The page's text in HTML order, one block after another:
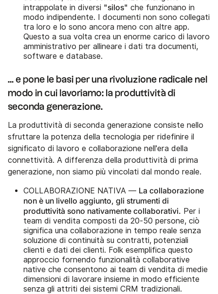
intrappolate in diversi "silos" che funzionano in
modo indipendente. I documenti non sono collegati
tra loro e lo sono ancora meno con altre app.
Questo a sua volta crea un enorme carico di lavoro
amministrativo per allineare i dati tra documenti,
software e database.
... e pone le basi per una rivoluzione radicale nel
modo in cui lavoriamo: la produttività di
seconda generazione.
La produttività di seconda generazione consiste nello
sfruttare la potenza della tecnologia per ridefinire il
significato di lavoro e collaborazione nell'era della
connettività. A differenza della produttività di prima
generazione, non siamo più vincolati dal mondo reale.
COLLABORAZIONE NATIVA — La collaborazione
non è un livello aggiunto, gli strumenti di
produttività sono nativamente collaborativi. Per i
team di vendita composti da 20-50 persone, ciò
significa una collaborazione in tempo reale senza
soluzione di continuità su contratti, potenziali
clienti e dati dei clienti. Folk esemplifica questo
approccio fornendo funzionalità collaborative
native che consentono ai team di vendita di medie
dimensioni di lavorare insieme in modo efficiente
senza gli attriti dei sistemi CRM tradizionali.